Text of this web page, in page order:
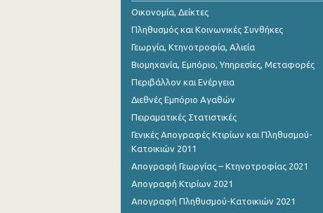
Οικονομία, Δείκτες
Πληθυσμός και Κοινωνικές Συνθήκες
Γεωργία, Κτηνοτροφία, Αλιεία
Βιομηχανία, Εμπόριο, Υπηρεσίες, Μεταφορές
Περιβάλλον και Ενέργεια
Διεθνές Εμπόριο Αγαθών
Πειραματικές Στατιστικές
Γενικές Απογραφές Κτιρίων και Πληθυσμού-
Κατοικιών 2011
Απογραφή Γεωργίας – Κτηνοτροφίας 2021
Απογραφή Κτιρίων 2021
Απογραφή Πληθυσμού-Κατοικιών 2021